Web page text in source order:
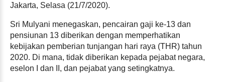
Jakarta, Selasa (21/7/2020).
Sri Mulyani menegaskan, pencairan gaji ke-13 dan
pensiunan 13 diberikan dengan memperhatikan
kebijakan pemberian tunjangan hari raya (THR) tahun
2020. Di mana, tidak diberikan kepada pejabat negara,
eselon I dan II, dan pejabat yang setingkatnya.